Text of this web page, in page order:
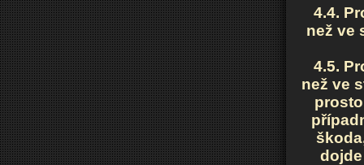
4.4.
než ve
4.5.
než ve